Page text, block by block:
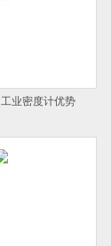
工业密度计优势